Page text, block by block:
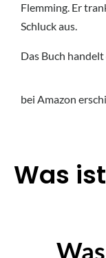
Flemming. Er
Schluck aus.
Das Buch
bei Amazon
Was